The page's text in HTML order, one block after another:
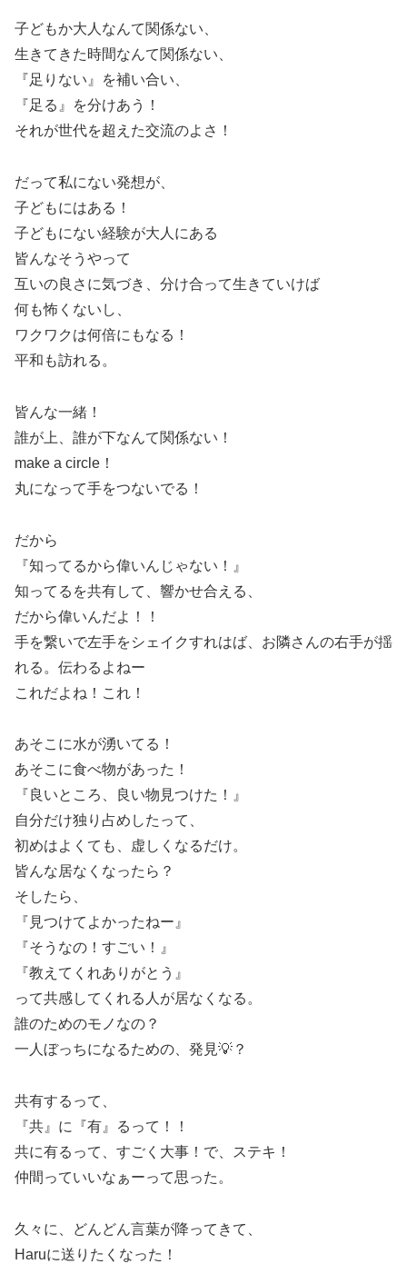
子どもか大人なんて関係ない、
生きてきた時間なんて関係ない、
『足りない』を補い合い、
『足る』を分けあう！
それが世代を超えた交流のよさ！
だって私にない発想が、
子どもにはある！
子どもにない経験が大人にある
皆んなそうやって
互いの良さに気づき、分け合って生きていけば
何も怖くないし、
ワクワクは何倍にもなる！
平和も訪れる。
皆んな一緒！
誰が上、誰が下なんて関係ない！
make a circle！
丸になって手をつないでる！
だから
『知ってるから偉いんじゃない！』
知ってるを共有して、響かせ合える、
だから偉いんだよ！！
手を繋いで左手をシェイクすれはば、お隣さんの右手が揺
れる。伝わるよねー
これだよね！これ！
あそこに水が湧いてる！
あそこに食べ物があった！
『良いところ、良い物見つけた！』
自分だけ独り占めしたって、
初めはよくても、虚しくなるだけ。
皆んな居なくなったら？
そしたら、
『見つけてよかったねー』
『そうなの！すごい！』
『教えてくれありがとう』
って共感してくれる人が居なくなる。
誰のためのモノなの？
一人ぼっちになるための、発見💡？
共有するって、
『共』に『有』るって！！
共に有るって、すごく大事！で、ステキ！
仲間っていいなぁーって思った。
久々に、どんどん言葉が降ってきて、
Haruに送りたくなった！